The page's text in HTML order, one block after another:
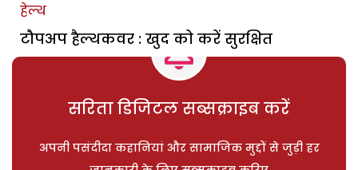
हेल्थ
टौपअप हैल्थकवर : खुद को करें सुरक्षित
सरिता डिजिटल सब्सक्राइब करें
अपनी पसंदीदा कहानियां और सामाजिक मुद्दों से जुड़ी हर